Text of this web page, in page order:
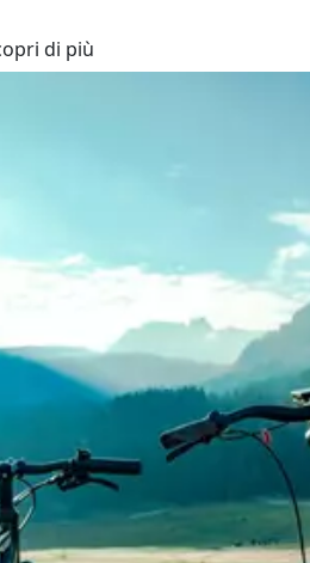
di più